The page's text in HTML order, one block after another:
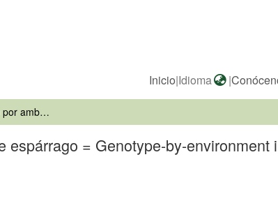
Inicio|Idioma |
Interacción genotipo por ambientes en cinco cultivares de espárrago = Genotype-by-environment interaction of live asparagus cultivars (Asparagus officinalis L.).
= Genotype-by-environment